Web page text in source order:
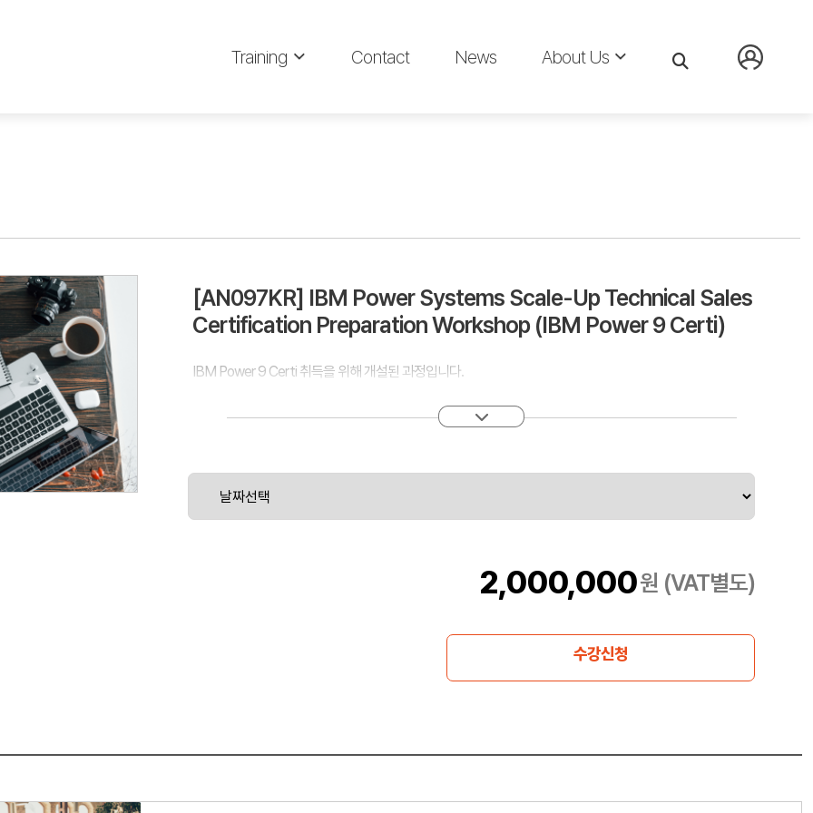
Training Contact News About Us
[AN097KR] IBM Power Systems Scale-Up Technical Sales
Certification Preparation Workshop (IBM Power 9 Certi)
IBM Power 9 Certi 취득을 위해 개설된 과정입니다.
2,000,000원 (VAT별도)
수강신청